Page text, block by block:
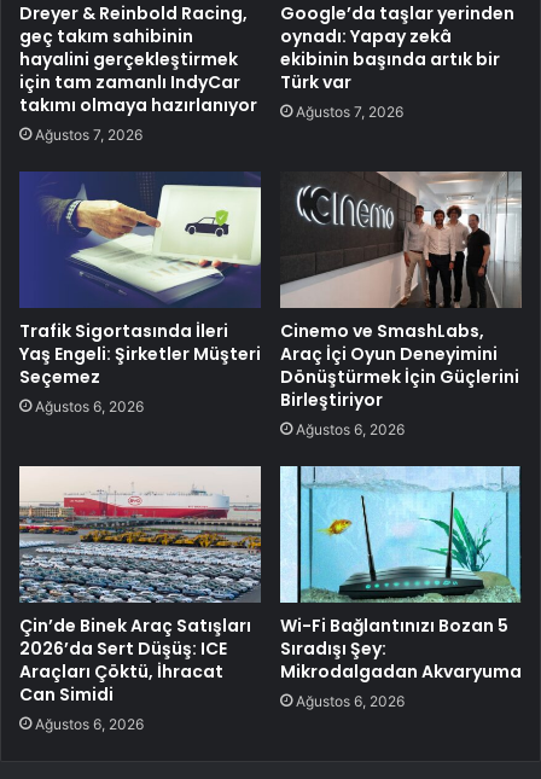
Dreyer & Reinbold Racing,
geç takım sahibinin
hayalini gerçekleştirmek
için tam zamanlı IndyCar
takımı olmaya hazırlanıyor
Ağustos 7, 2026
Google’da taşlar yerinden
oynadı: Yapay zekâ
ekibinin başında artık bir
Türk var
Ağustos 7, 2026
Trafik Sigortasında İleri
Yaş Engeli: Şirketler Müşteri
Seçemez
Ağustos 6, 2026
Cinemo ve SmashLabs,
Araç İçi Oyun Deneyimini
Dönüştürmek İçin Güçlerini
Birleştiriyor
Ağustos 6, 2026
Çin’de Binek Araç Satışları
2026’da Sert Düşüş: ICE
Araçları Çöktü, İhracat
Can Simidi
Ağustos 6, 2026
Wi-Fi Bağlantınızı Bozan 5
Sıradışı Şey:
Mikrodalgadan Akvaryuma
Ağustos 6, 2026